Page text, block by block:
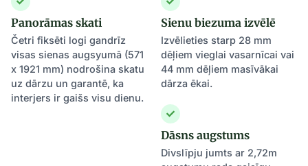
Panorāmas skati
Četri fiksēti logi gandrīz
visas sienas augsyumā (571
x 1921 mm) nodrošina skatu
uz dārzu un garantē, ka
interjers ir gaišs visu dienu.
Sienu biezuma izvēlē
Izvēlieties starp 28 mm
dēļiem vieglai vasarnīcai vai
44 mm dēļiem masīvākai
dārza ēkai.
Dāsns augstums
Divslīpju jumts ar 2,72m